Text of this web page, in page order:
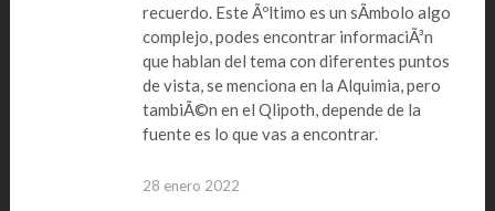
recuerdo. Este Ãºltimo es un sÃ­mbolo algo
complejo, podes encontrar informaciÃ³n
que hablan del tema con diferentes puntos
de vista, se menciona en la Alquimia, pero
tambiÃ©n en el Qlipoth, depende de la
fuente es lo que vas a encontrar.
28 enero 2022